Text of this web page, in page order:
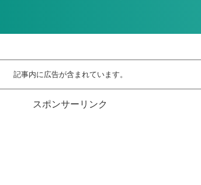
記事内に広告が含まれています。
スポンサーリンク